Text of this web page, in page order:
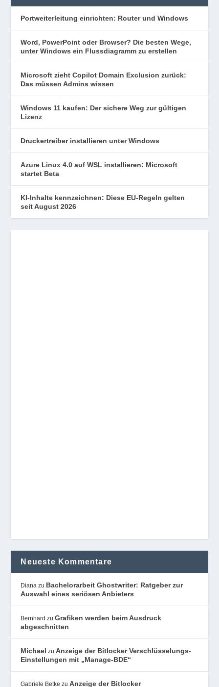
Portweiterleitung einrichten: Router und Windows
Word, PowerPoint oder Browser? Die besten Wege,
unter Windows ein Flussdiagramm zu erstellen
Microsoft zieht Copilot Domain Exclusion zurück:
Das müssen Admins wissen
Windows 11 kaufen: Der sichere Weg zur gültigen
Lizenz
Druckertreiber installieren unter Windows
Azure Linux 4.0 auf WSL installieren: Microsoft
startet Beta
KI-Inhalte kennzeichnen: Diese EU-Regeln gelten
seit August 2026
Neueste Kommentare
Diana zu Bachelorarbeit Ghostwriter: Ratgeber zur
Auswahl eines seriösen Anbieters
Bernhard zuGrafiken werden beim Ausdruck
abgeschnitten
Michael zuAnzeige der Bitlocker Verschlüsselungs-
Einstellungen mit „Manage-BDE“
Gabriele Betke zuAnzeige der Bitlocker